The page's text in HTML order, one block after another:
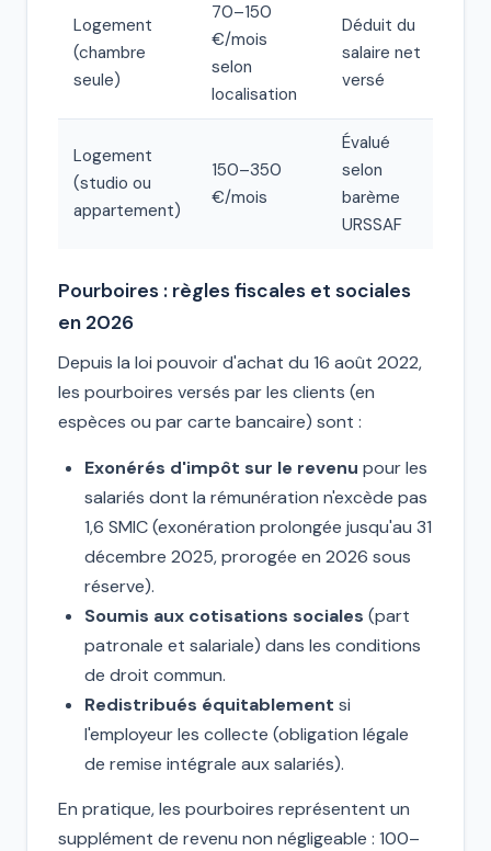
Logement
(chambre
seule)
70–150
€/mois
selon
localisation
Déduit du
salaire net
versé
Logement
(studio ou
appartement)
150–350
€/mois
Évalué
selon
barème
URSSAF
Pourboires : règles fiscales et sociales
en 2026
Depuis la loi pouvoir d'achat du 16 août 2022,
les pourboires versés par les clients (en
espèces ou par carte bancaire) sont :
Exonérés d'impôt sur le revenu pour les
salariés dont la rémunération n'excède pas
1,6 SMIC (exonération prolongée jusqu'au 31
décembre 2025, prorogée en 2026 sous
réserve).
Soumis aux cotisations sociales (part
patronale et salariale) dans les conditions
de droit commun.
Redistribués équitablement si
l'employeur les collecte (obligation légale
de remise intégrale aux salariés).
En pratique, les pourboires représentent un
supplément de revenu non négligeable : 100–